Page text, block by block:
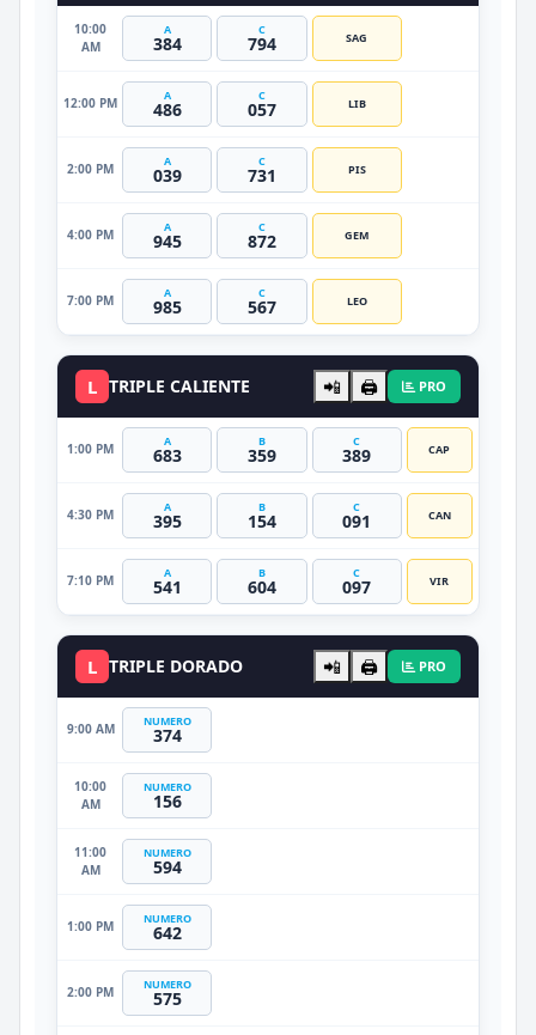
10:00
AM
A
384
C
794 SAG
12:00 PM A
486
C
057 LIB
2:00 PM A
039
C
731 PIS
4:00 PM A
945
C
872 GEM
7:00 PM A
985
C
567 LEO
L TRIPLE CALIENTE 📲 🖨️ PRO
1:00 PM A
683
B
359
C
389 CAP
4:30 PM A
395
B
154
C
091 CAN
7:10 PM A
541
B
604
C
097 VIR
L TRIPLE DORADO 📲 🖨️ PRO
9:00 AM NUMERO
374
10:00
AM
NUMERO
156
11:00
AM
NUMERO
594
1:00 PM NUMERO
642
2:00 PM NUMERO
575